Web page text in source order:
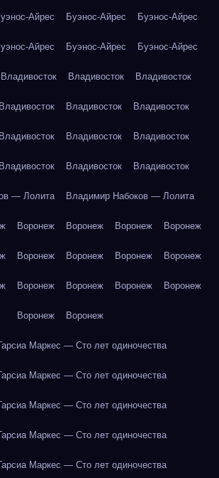
Айрес Буэнос-Айрес Буэнос-Айрес
Айрес Буэнос-Айрес Буэнос-Айрес
Владивосток Владивосток Владивосток
Владивосток Владивосток Владивосток
Владивосток Владивосток Владивосток
Владивосток Владивосток Владивосток
— Лолита Владимир Набоков — Лолита
Воронеж Воронеж Воронеж Воронеж
Воронеж Воронеж Воронеж Воронеж
Воронеж Воронеж Воронеж Воронеж
Воронеж Воронеж
Маркес — Сто лет одиночества
Маркес — Сто лет одиночества
Маркес — Сто лет одиночества
Маркес — Сто лет одиночества
Маркес — Сто лет одиночества